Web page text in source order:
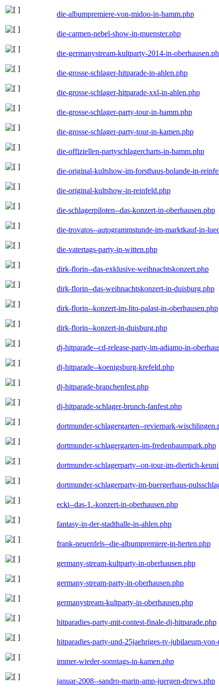
die-albumpremiere-von-midoo-in-hamm.php
die-carmen-nebel-show-in-muenster.php
die-germanystream-kultparty-2014-in-
die-grosse-schlager-hitparade-in-ahlen.php
die-grosse-schlager-hitparade-xxl-in-ahlen.php
die-grosse-schlager-party-tour-in-hamm.php
die-grosse-schlager-party-tour-in-kamen.php
die-offiziellen-partyschlagercharts-in-hamm.php
die-original-kultshow-im-forsthaus-bolande-in-
die-original-kultshow-in-reinfeld.php
die-schlagerpiloten--das-konzert-in-oberhausen.php
die-trovatos--autogrammstunde-im-marktkauf-in-
die-vatertags-party-in-witten.php
dirk-florin--das-exklusive-weihnachtskonzert.php
dirk-florin--das-weihnachtskonzert-in-duisburg.php
dirk-florin--konzert-im-lito-palast-in-oberhausen.php
dirk-florin--konzert-in-duisburg.php
dj-hitparade--cd-release-party-im-adiamo-in-
dj-hitparade--koenigsburg-krefeld.php
dj-hitparade-branchenfest.php
dj-hitparade-schlager-brunch-fanfest.php
dortmunder-schlagergarten--revierpark-
dortmunder-schlagergarten-im-fredenbaumpark.php
dortmunder-schlagerparty--on-tour-im-diertich-
dortmunder-schlagerparty-im-buergerhaus-
ecki--das-1.-konzert-in-oberhausen.php
fantasy-in-der-stadthalle-in-ahlen.php
frank-neuenfels--die-albumpremiere-in-herten.php
germany-stream-kultparty-in-oberhausen.php
germany-stream-party-in-oberhausen.php
germanystream-kultparty-in-oberhausen.php
hitparadies-party-mit-contest-finale-dj-hitparade.php
hitparadies-party-und-25jaehriges-tv-jubilaeum-
immer-wieder-sonntags-in-kamen.php
januar-2008--sandro-marin-amp-juergen-drews.php